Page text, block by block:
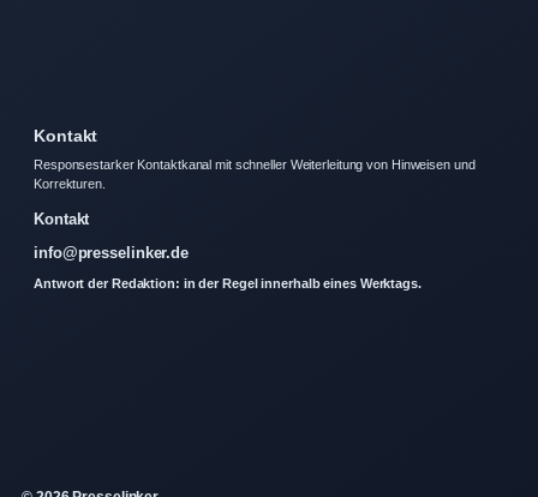
Kontakt
Responsestarker Kontaktkanal mit schneller Weiterleitung von Hinweisen und
Korrekturen.
Kontakt
info@presselinker.de
Antwort der Redaktion: in der Regel innerhalb eines Werktags.